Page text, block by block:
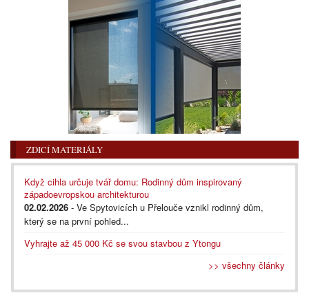
ZDICÍ MATERIÁLY
Když cihla určuje tvář domu: Rodinný dům inspirovaný
západoevropskou architekturou
02.02.2026 - Ve Spytovicích u Přelouče vznikl rodinný dům,
který se na první pohled...
Vyhrajte až 45 000 Kč se svou stavbou z Ytongu
>> všechny články